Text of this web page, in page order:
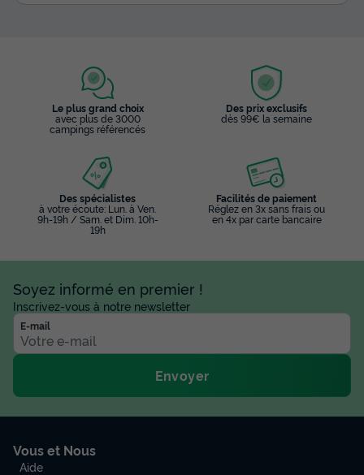
Le plus grand choix
avec plus de 3000
campings référencés
Des prix exclusifs
dès 99€ la semaine
Des spécialistes
à votre écoute: Lun. à Ven.
9h-19h / Sam. et Dim. 10h-
19h
Facilités de paiement
Réglez en 3x sans frais ou
en 4x par carte bancaire
Soyez informé en premier !
Inscrivez-vous à notre newsletter
E-mail
Envoyer
Vous et Nous
Aide